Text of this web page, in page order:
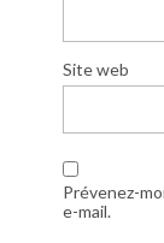
Site web
Prévenez-
e-mail.